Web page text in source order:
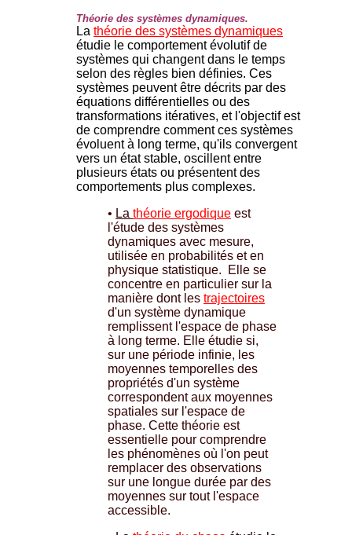
Théorie des systèmes dynamiques.
La théorie des systèmes dynamiques
étudie le comportement évolutif de
systèmes qui changent dans le temps
selon des règles bien définies. Ces
systèmes peuvent être décrits par des
équations différentielles ou des
transformations itératives, et l'objectif est
de comprendre comment ces systèmes
évoluent à long terme, qu'ils convergent
vers un état stable, oscillent entre
plusieurs états ou présentent des
comportements plus complexes.
• La théorie ergodique est
l'étude des systèmes
dynamiques avec mesure,
utilisée en probabilités et en
physique statistique. Elle se
concentre en particulier sur la
manière dont les trajectoires
d'un système dynamique
remplissent l'espace de phase
à long terme. Elle étudie si,
sur une période infinie, les
moyennes temporelles des
propriétés d'un système
correspondent aux moyennes
spatiales sur l'espace de
phase. Cette théorie est
essentielle pour comprendre
les phénomènes où l'on peut
remplacer des observations
sur une longue durée par des
moyennes sur tout l'espace
accessible.